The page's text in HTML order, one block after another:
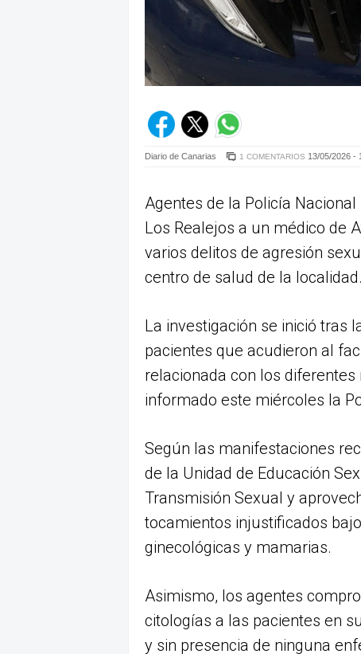
Diario de Canarias 1 COMENTARIOS 13/05/2026 -
Agentes de la Policía
Los Realejos a un médico de
varios delitos de agresión
centro de salud de la localidad.
La investigación se inició tras
pacientes que acudieron al
relacionada con los
informado este miércoles la
Según las manifestaciones
de la Unidad de Educación
Transmisión Sexual y
tocamientos injustificados
ginecológicas y mamarias.
Asimismo, los agentes
citologías a las pacientes en
y sin presencia de ninguna